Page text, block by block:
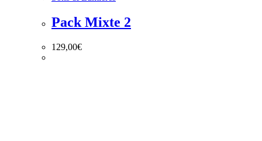
Pack Mixte 2
129,00€